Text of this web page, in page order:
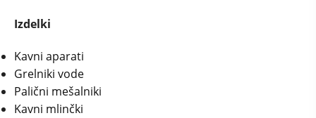
Izdelki
Kavni aparati
Grelniki vode
Palični mešalniki
Kavni mlinčki